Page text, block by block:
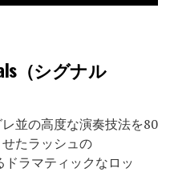
（シグナル
並の高度な演奏技法を80
たラッシュの
ドラマティックなロッ